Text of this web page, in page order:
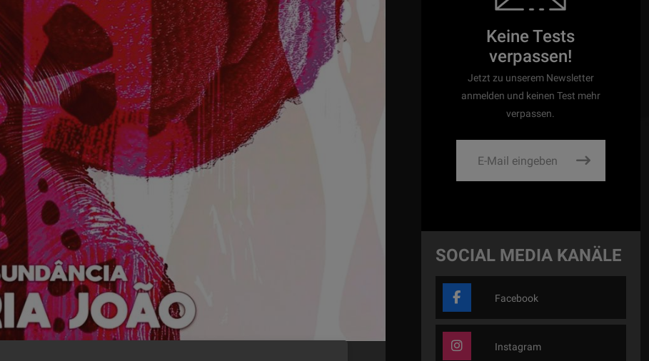
Keine Tests
verpassen!
Jetzt zu unserem Newsletter
anmelden und keinen Test mehr
verpassen.
SOCIAL MEDIA KANÄLE
Facebook
Instagram